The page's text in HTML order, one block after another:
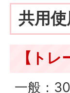
共用
【ト
一般：